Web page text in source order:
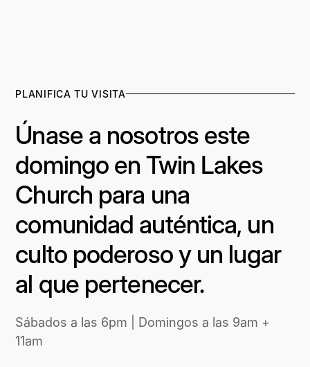
PLANIFICA TU VISITA
Únase a nosotros este
domingo en Twin Lakes
Church para una
comunidad auténtica, un
culto poderoso y un lugar
al que pertenecer.
Sábados a las 6pm | Domingos a las 9am +
11am